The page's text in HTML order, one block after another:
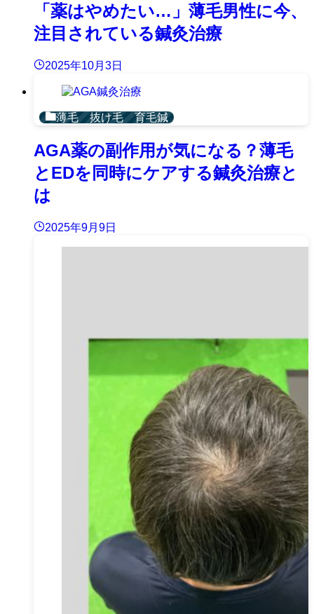
「薬はやめたい…」薄毛男性に今、
注目されている鍼灸治療
2025年10月3日
薄毛 抜け毛 育毛鍼
AGA薬の副作用が気になる？薄毛
とEDを同時にケアする鍼灸治療と
は
2025年9月9日